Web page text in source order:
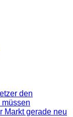
den
müssen
Markt gerade neu